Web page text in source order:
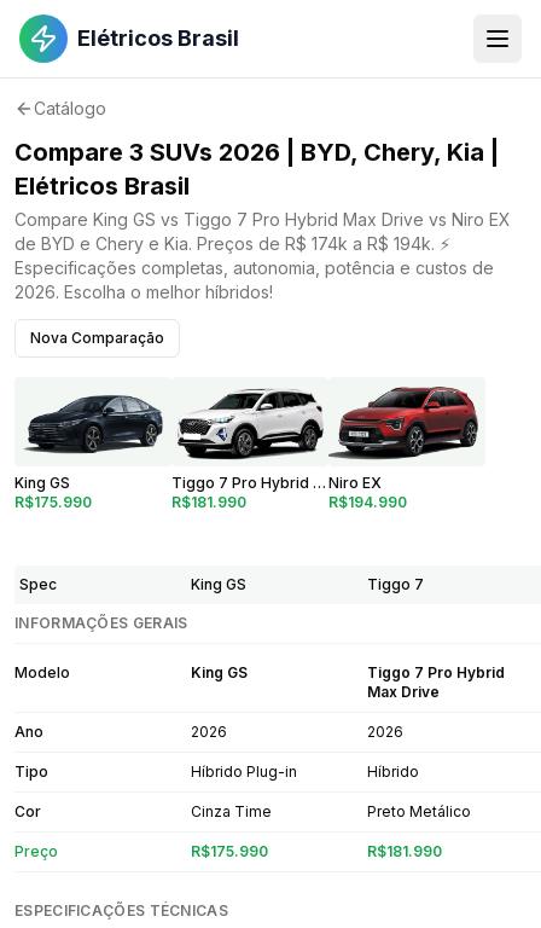
Elétricos Brasil
Catálogo
Compare 3 SUVs 2026 | BYD, Chery, Kia |
Elétricos Brasil
Compare King GS vs Tiggo 7 Pro Hybrid Max Drive vs Niro EX
de BYD e Chery e Kia. Preços de R$ 174k a R$ 194k. ⚡
Especificações completas, autonomia, potência e custos de
2026. Escolha o melhor híbridos!
Nova Comparação
King GS
R$175.990
Tiggo 7 Pro Hybrid Max Drive
R$181.990
Niro EX
R$194.990
Spec King GS Tiggo 7
INFORMAÇÕES GERAIS
Modelo King GS
Tiggo 7 Pro Hybrid
Max Drive
Ano 2026 2026
Tipo Híbrido Plug-in Híbrido
Cor Cinza Time Preto Metálico
Preço R$175.990 R$181.990
ESPECIFICAÇÕES TÉCNICAS